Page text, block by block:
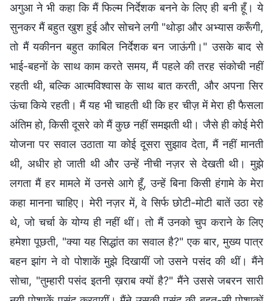
अगुआ ने भी कहा कि मैं फिल्म निर्देशक बनने के लिए ही बनी हूँ। ये
सुनकर मैं बहुत खुश हुई और सोचने लगी "थोड़ा और अभ्यास करूँगी,
तो मैं यकीनन बहुत काबिल निर्देशक बन जाऊंगी।" उसके बाद से
भाई-बहनों के साथ काम करते समय, मैं पहले की तरह संकोची नहीं
रहती थी, बल्कि आत्मविश्वास के साथ बात करती, और अपना सिर
ऊंचा किये रहती। मैं यह भी चाहती थी कि हर चीज़ में मेरा ही फैसला
अंतिम हो, किसी दूसरे को मैं कुछ नहीं समझती थी। जैसे ही कोई मेरी
योजना पर सवाल उठाता या कोई दूसरा सुझाव देता, मैं नहीं मानती
थी, अधीर हो जाती थी और उन्हें नीची नज़र से देखती थी। मुझे
लगता मैं हर मामले में उनसे आगे हूँ, उन्हें बिना किसी हंगामे के मेरा
कहा मानना चाहिए। मेरी नज़र में, वे सिर्फ छोटी-मोटी बातें उठा रहे
थे, जो चर्चा के योग्य ही नहीं थीं। तो मैं उनको चुप कराने के लिए
हमेशा पूछती, "क्या यह सिद्धांत का सवाल है?" एक बार, मुख्य पात्र
बहन झांग ने वो पोशाकें मुझे दिखायीं जो उसने पसंद की थीं। मैंने
सोचा, "तुम्हारी पसंद इतनी ख़राब क्यों है?" मैंने उससे जबरन सारी